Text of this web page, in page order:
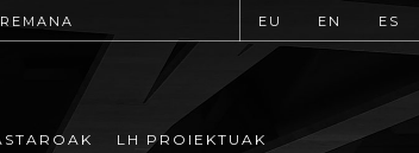
EU EN ES
LH PROIEKTUAK